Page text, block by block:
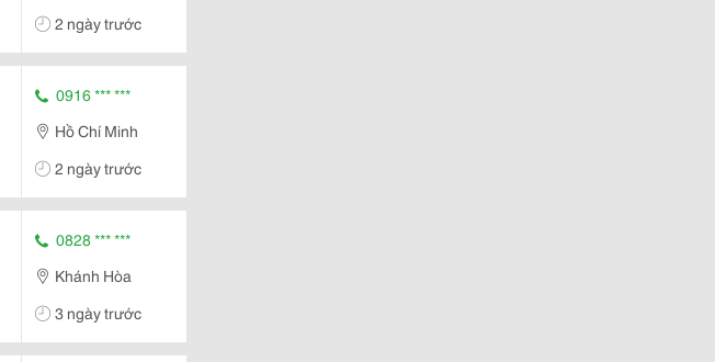
2 ngày trước
0916 *** ***
Hồ Chí Minh
2 ngày trước
0828 *** ***
Khánh Hòa
3 ngày trước